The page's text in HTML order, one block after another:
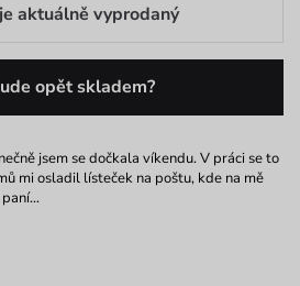
aktuálně vyprodaný
opět skladem?
jsem se dočkala víkendu. V práci se to
mi osladil lísteček na poštu, kde na mě